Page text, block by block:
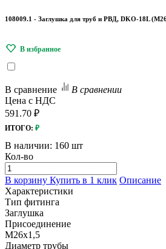
108009.1 - Заглушка для труб и РВД, DKO-18L
В сравнение
В сравнении
Цена с НДС
591.70 ₽
ИТОГО: ₽
В наличии: 160 шт
Кол-во
В корзину Купить в 1 клик Описание
Характеристики
Тип фитинга
Заглушка
Присоединение
M26x1,5
Диаметр трубы